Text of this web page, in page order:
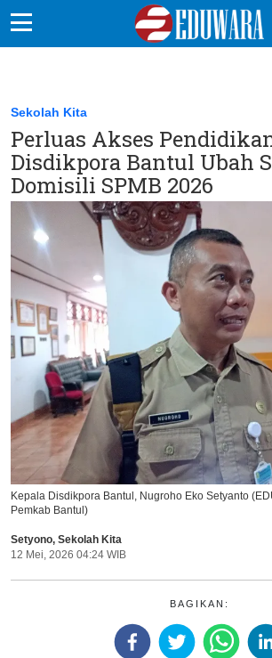
Sekolah Kita
Vokasi
Kampus
Idea
Sains
EduDana
Ikuti Kami di:
Sekolah Kita
Perluas Akses
Disdikpora Bantul Ubah
Domisili SPMB 2026
Kepala Disdikpora Bantul, Nugroho Eko Setyanto
Pemkab Bantul)
Setyono, Sekolah Kita
12 Mei, 2026 04:24 WIB
BAGIKAN: